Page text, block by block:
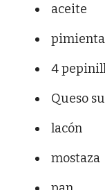
aceite
pimienta
4
Queso
lacón
mostaza